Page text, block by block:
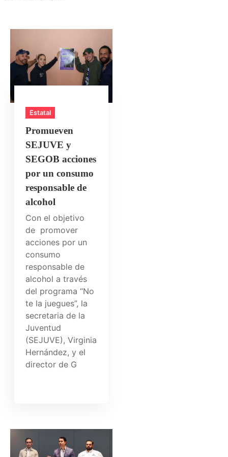
Estatal
Promueven
SEJUVE y
SEGOB acciones
por un consumo
responsable de
alcohol
Con el objetivo
de promover
acciones por un
consumo
responsable de
alcohol a través
del programa “No
te la juegues”, la
secretaria de la
Juventud
(SEJUVE), Virginia
Hernández, y el
director de G